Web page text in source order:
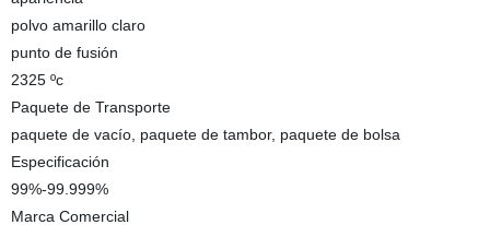
polvo amarillo claro
punto de fusión
2325 ºc
Paquete de Transporte
paquete de vacío, paquete de tambor, paquete de bolsa
Especificación
99%-99.999%
Marca Comercial